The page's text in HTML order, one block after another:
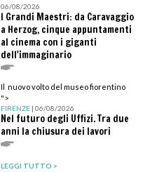
06/08/2026
I Grandi Maestri: da Caravaggio
a Herzog, cinque appuntamenti
al cinema con i giganti
dell'immaginario
Il nuovo volto del museo fiorentino
">
FIRENZE| 06/08/2026
Nel futuro degli Uffizi. Tra due
anni la chiusura dei lavori
LEGGI TUTTO >